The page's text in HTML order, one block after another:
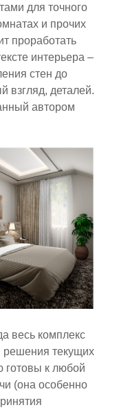
для точного
и прочих
проработать
интерьера –
стен до
взгляд, деталей.
автором
весь комплекс
решения текущих
готовы к любой
(она особенно